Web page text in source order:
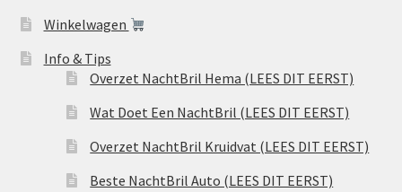
Winkelwagen
Info & Tips
Overzet NachtBril Hema (LEES DIT EERST)
Wat Doet Een NachtBril (LEES DIT EERST)
Overzet NachtBril Kruidvat (LEES DIT EERST)
Beste NachtBril Auto (LEES DIT EERST)